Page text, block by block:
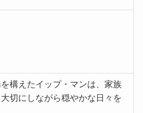
構えたイップ・マンは、家族
切にしながら穏やかな日々を